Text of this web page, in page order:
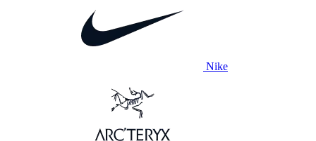
Nike